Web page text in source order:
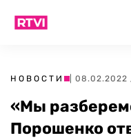
НОВОСТИ | 08.02.2022
«Мы
Порошенко